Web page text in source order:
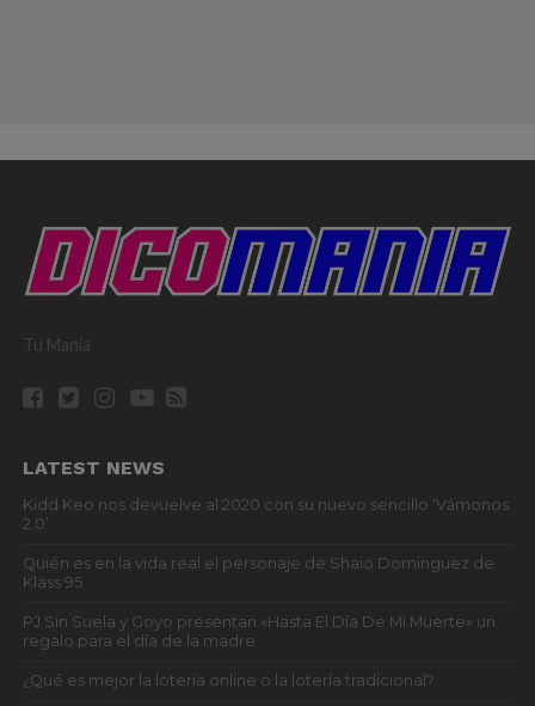
Tu Mania
LATEST NEWS
Kidd Keo nos devuelve al 2020 con su nuevo sencillo ‘Vámonos
2.0’
Quién es en la vida real el personaje de Shaio Dominguez de
Klass 95
PJ Sin Suela y Goyo presentan «Hasta El Día De Mi Muerte» un
regalo para el día de la madre
¿Qué es mejor la lotería online o la lotería tradicional?